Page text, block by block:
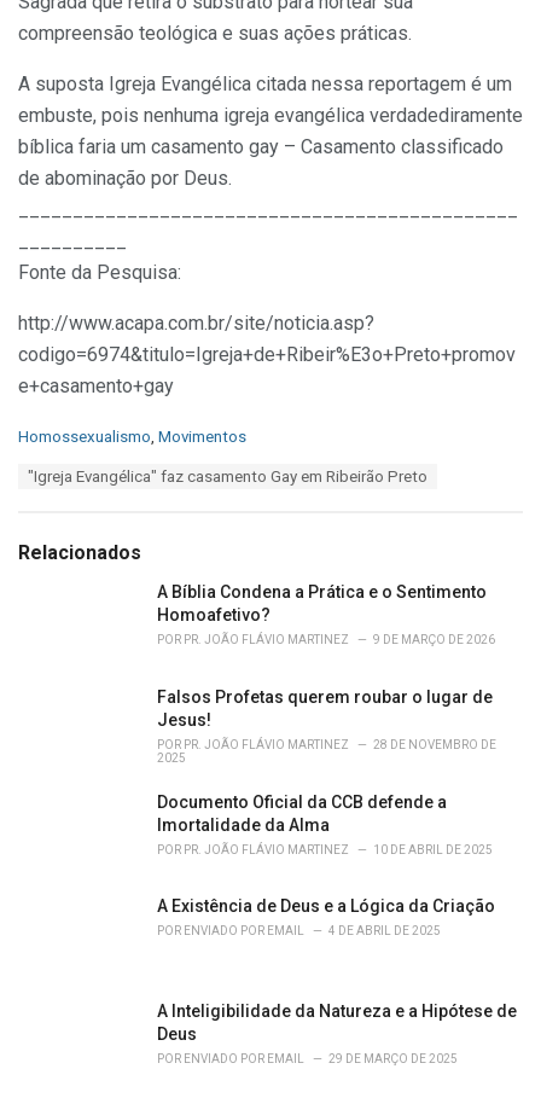
compreensão teológica e suas ações práticas.
A suposta Igreja Evangélica citada nessa reportagem é um
embuste, pois nenhuma igreja evangélica verdadediramente
bíblica faria um casamento gay – Casamento classificado
de abominação por Deus.
Fonte da Pesquisa:
http://www.acapa.com.br/site/noticia.asp?
codigo=6974&titulo=Igreja+de+Ribeir%E3o+Preto+promov
e+casamento+gay
C
o
r
Homossexualismo Movimentos
:
"Igreja Evangélica" faz casamento Gay em Ribeirão Preto
Relacionados
A Bíblia Condena a Prática e o Sentimento
Homoafetivo?
POR PR. JOÃO FLÁVIO MARTINEZ 9 DE MARÇO DE 2026
Falsos Profetas querem roubar o lugar de
Jesus!
POR PR. JOÃO FLÁVIO MARTINEZ
28 DE NOVEMBRO DE
2025
Documento Oficial da CCB defende a
Imortalidade da Alma
POR PR. JOÃO FLÁVIO MARTINEZ 10 DE ABRIL DE 2025
A Existência de Deus e a Lógica da Criação
POR ENVIADO POR EMAIL 4 DE ABRIL DE 2025
A Inteligibilidade da Natureza e a Hipótese de
Deus
POR ENVIADO POR EMAIL 29 DE MARÇO DE 2025